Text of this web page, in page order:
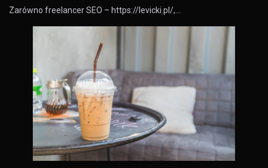
Zarówno freelancer SEO – https://levicki.pl/,…